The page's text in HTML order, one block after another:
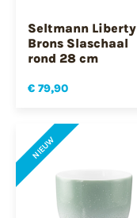
Seltmann Liberty
Brons Slaschaal
rond 28 cm
€ 79,90
NIEUW